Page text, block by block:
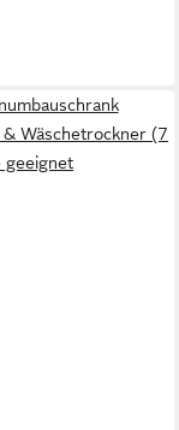
& Wäschetrockner (7
geeignet